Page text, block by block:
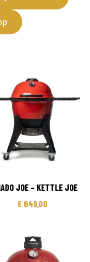
JOE – KETTLE JOE
€649,00